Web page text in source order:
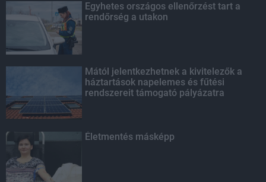
Egyhetes országos ellenőrzést tart a
rendőrség a utakon
Mától jelentkezhetnek a kivitelezők a
háztartások napelemes és fűtési
rendszereit támogató pályázatra
Életmentés másképp